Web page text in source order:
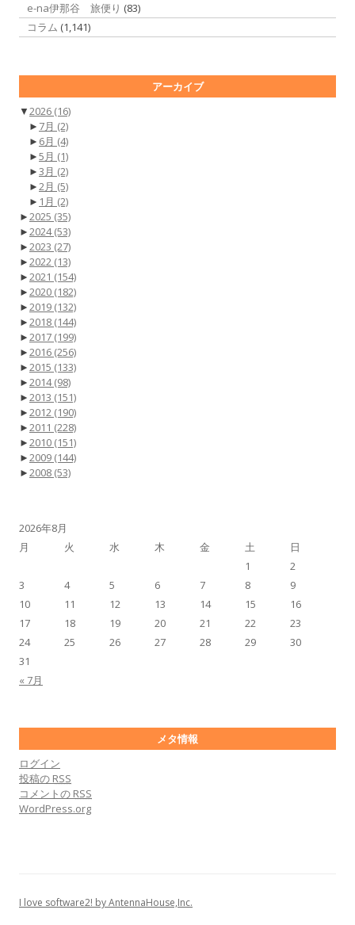
e-na伊那谷 旅便り (83)
コラム (1,141)
アーカイブ
▼2026 (16)
► 7月 (2)
► 6月 (4)
►5月 (1)
►3月 (2)
►2月 (5)
► 1月 (2)
►2025 (35)
►2024(53)
►2023 (27)
►2022 (13)
►2021 (154)
►2020 (182)
►2019 (132)
►2018 (144)
►2017 (199)
►2016 (256)
►2015 (133)
►2014(98)
►2013 (151)
►2012 (190)
►2011 (228)
►2010 (151)
►2009 (144)
►2008 (53)
2026年8月
月
火 水 木 金 土 日
« 7月
1
2
3
4 5 6 7 8
9
10
11 12 13 14 15
16
17
18 19 20 21 22
23
24
25 26 27 28 29
30
31
メタ情報
ログイン
投稿の RSS
コメントの RSS
WordPress.org
I love software2! by AntennaHouse,Inc.